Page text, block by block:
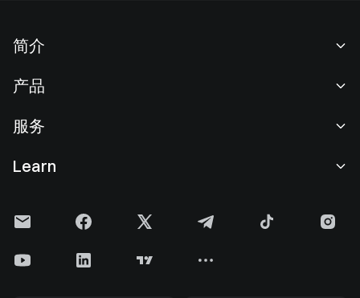
简介
新闻中心
Cookie 政策
产品
现货交易
理财中心
服务
费率标准
Learn
Gate 快讯